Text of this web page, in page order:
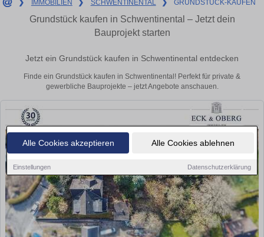
Alle Cookies akzeptieren Alle Cookies ablehnen
Einstellungen Datenschutzerklärung
❯ IMMOBILIEN ❯ SCHWENTINENTAL ❯ GRUNDSTÜCK-KAUFEN
Grundstück kaufen in Schwentinental – Jetzt dein
Bauprojekt starten
Jetzt ein Grundstück kaufen in Schwentinental entdecken
Finde ein Grundstück kaufen in Schwentinental! Perfekt für private &
gewerbliche Bauprojekte – jetzt Angebote anschauen.